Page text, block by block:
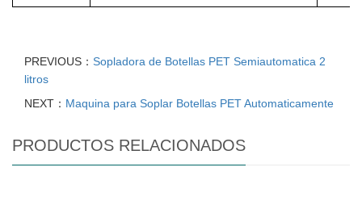
PREVIOUS： Sopladora de Botellas PET Semiautomatica 2
litros
NEXT： Maquina para Soplar Botellas PET Automaticamente
PRODUCTOS RELACIONADOS